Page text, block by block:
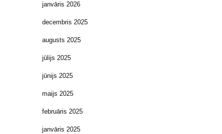
janvāris 2026
decembris 2025
augusts 2025
jūlijs 2025
jūnijs 2025
maijs 2025
februāris 2025
janvāris 2025